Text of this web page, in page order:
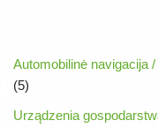
Automobilinė navigacija
(5)
Urządzenia